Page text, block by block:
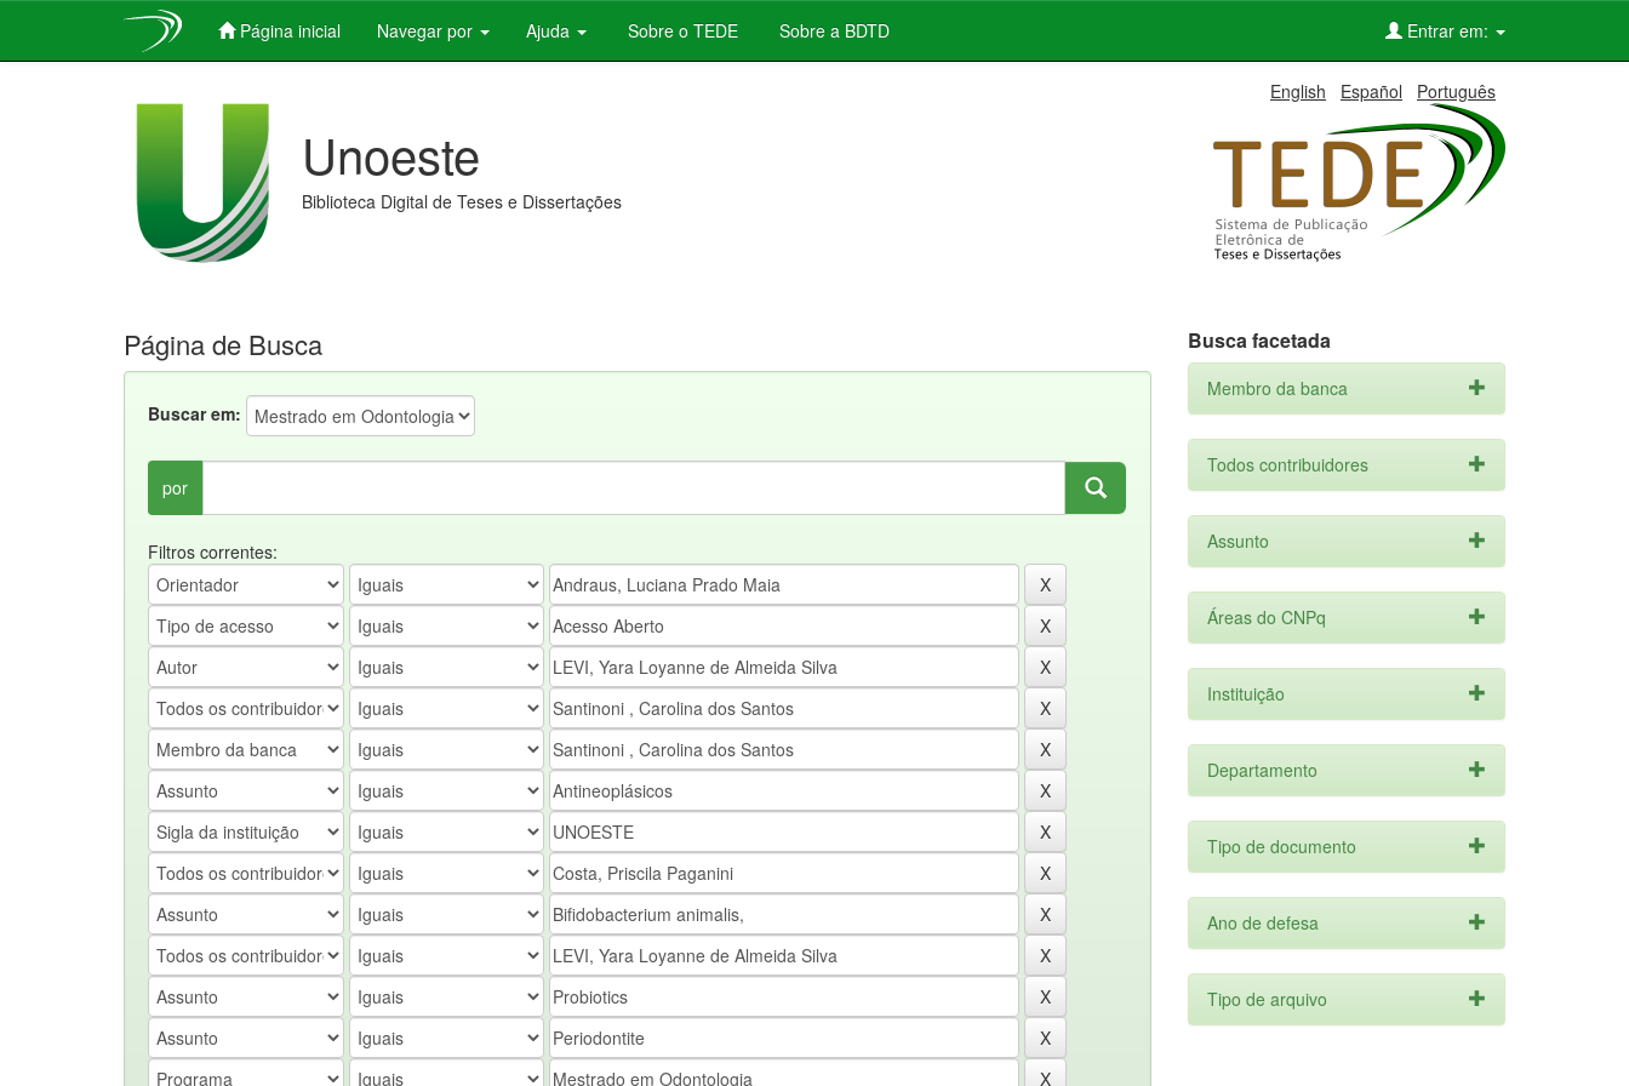
Página inicial Navegar por Ajuda Sobre o TEDE Sobre a BDTD Entrar em:
English Español Português
Unoeste
Biblioteca Digital de Teses e Dissertações
Página de Busca
Buscar em:
por
Filtros correntes:
Busca facetada
Membro da banca
Todos contribuidores
Assunto
Áreas do CNPq
Instituição
Departamento
Tipo de documento
Ano de defesa
Tipo de arquivo